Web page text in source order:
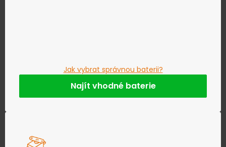
Jak vybrat správnou baterii?
Najít vhodné baterie